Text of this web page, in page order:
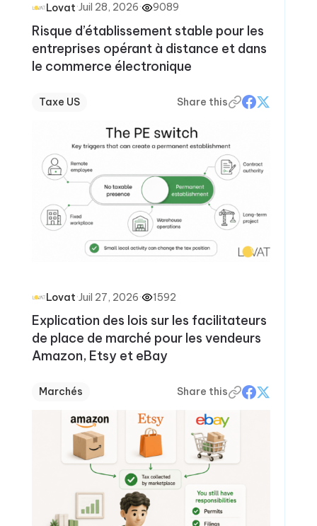
Lovat·Juil 28, 2026· 9089
Risque d’établissement stable pour les
entreprises opérant à distance et dans
le commerce électronique
Taxe US Share this
Lovat·Juil 27, 2026· 1592
Explication des lois sur les facilitateurs
de place de marché pour les vendeurs
Amazon, Etsy et eBay
Marchés Share this